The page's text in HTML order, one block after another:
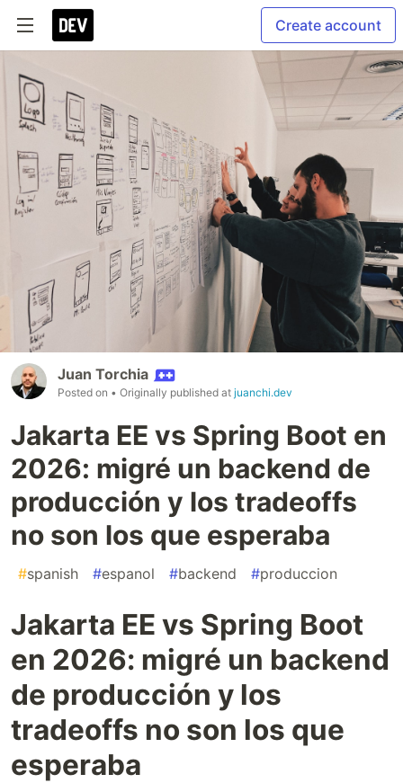
Create account
Juan Torchia
Posted on • Originally published at juanchi.dev
Jakarta EE vs Spring Boot en
2026: migré un backend de
producción y los tradeoffs
no son los que esperaba
#spanish #espanol #backend #produccion
Jakarta EE vs Spring Boot
en 2026: migré un backend
de producción y los
tradeoffs no son los que
esperaba